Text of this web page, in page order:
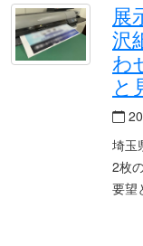
展
沢
わ
と
埼玉
2枚
要